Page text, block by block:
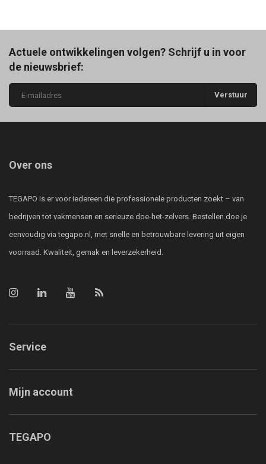
Actuele ontwikkelingen volgen? Schrijf u in voor
de nieuwsbrief:
Verstuur
Over ons
TEGAPO is er voor iedereen die professionele producten zoekt – van
bedrijven tot vakmensen en serieuze doe-het-zelvers. Bestellen doe je
eenvoudig via tegapo.nl, met snelle en betrouwbare levering uit eigen
voorraad. Kwaliteit, gemak en leverzekerheid.
Service
Mijn account
TEGAPO